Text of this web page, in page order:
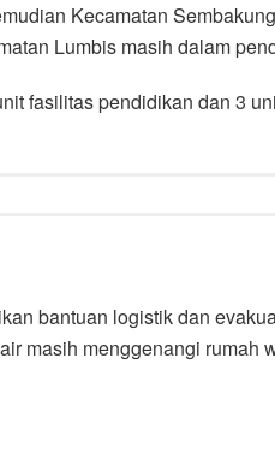
Kecamatan
Lumbis masih dalam
fasilitas pendidikan dan 3
bantuan logistik dan
masih menggenangi rumah